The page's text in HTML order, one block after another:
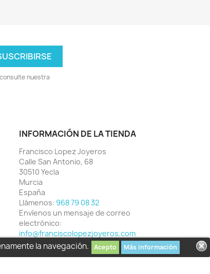
la navegación. Acepto Más información
nuestra
INFORMACIÓN DE LA TIENDA
Francisco Lopez Joyeros
Calle San Antonio, 68
30510 Yecla
Murcia
España
Llámenos: 968 79 08 32
Envíenos un mensaje de correo
electrónico:
info@franciscolopezjoyeros.com